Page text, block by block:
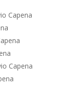
Capena
Capena